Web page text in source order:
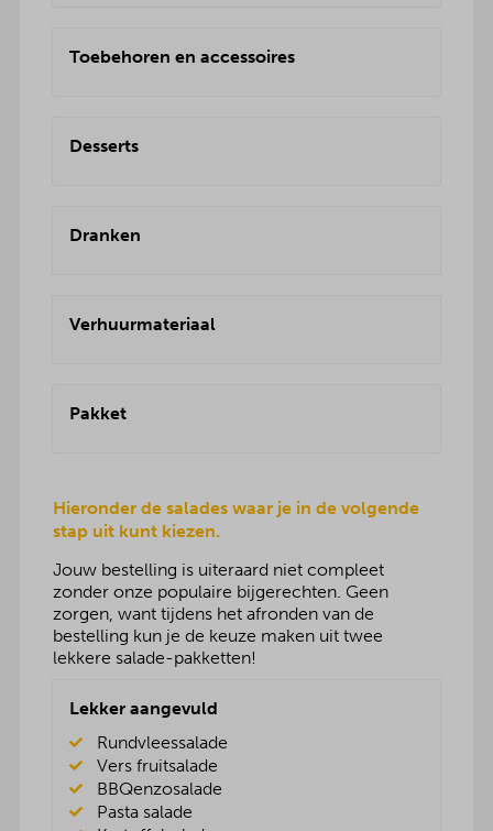
Toebehoren en accessoires
Desserts
Dranken
Verhuurmateriaal
Pakket
Hieronder de salades waar je in de volgende
stap uit kunt kiezen.
Jouw bestelling is uiteraard niet compleet
zonder onze populaire bijgerechten. Geen
zorgen, want tijdens het afronden van de
bestelling kun je de keuze maken uit twee
lekkere salade-pakketten!
Lekker aangevuld
Rundvleessalade
Vers fruitsalade
BBQenzosalade
Pasta salade